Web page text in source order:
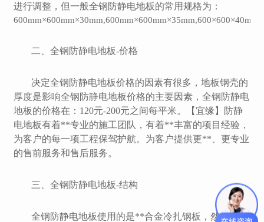
进行调整，但一般全钢防静电地板的常用规格为：
600mm×600mm×30mm,600mm×600mm×35mm,600×600×40mm
二、全钢防静电地板-价格
决定全钢防静电地板价格的因素有很多，地板钢壳的
厚度是影响全钢防静电地板价格的主要因素，全钢防静电
地板的价格在：120元-200元之间每平米。【宜缘】防静
电地板有着**专业的施工团队，有着**丰富的项目经验，
为客户的每一项工程保驾护航。为客户提供更**、更专业
的售前服务和售后服务。
三、全钢防静电地板-结构
全钢防静电地板使用的是**合金冷扎钢板，然后经过